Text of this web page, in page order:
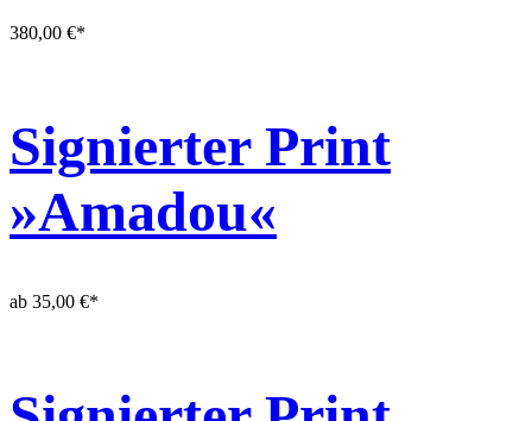
380,00 €*
Signierter Print
»Amadou«
ab 35,00 €*